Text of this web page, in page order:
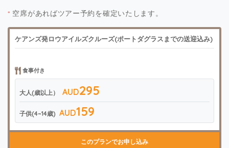
* 空席があればツアー予約を確定いたします。
ケアンズ発ロウアイルズクルーズ(ポートダグラスまでの送迎込み)
食事付き
大人(歳以上） AUD295
子供(4~14歳) AUD159
このプランでお申し込み